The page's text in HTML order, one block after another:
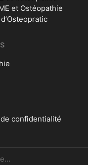
et Ostéopathie
confidentialité